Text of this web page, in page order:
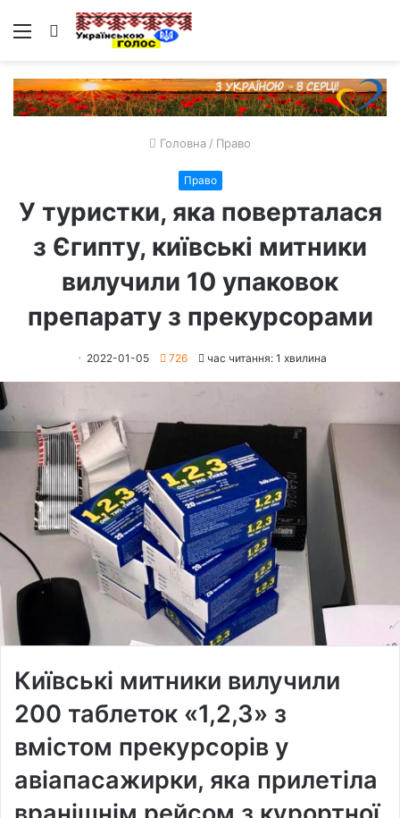
Меню Пошук
Головна / Право
Право
У туристки, яка поверталася
з Єгипту, київські митники
вилучили 10 упаковок
препарату з прекурсорами
2022-01-05 726 час читання: 1 хвилина
Київські митники вилучили
200 таблеток «1,2,3» з
вмістом прекурсорів у
авіапасажирки, яка прилетіла